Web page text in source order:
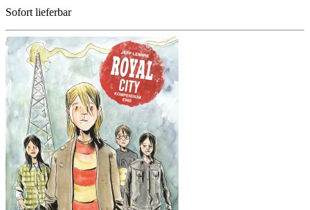
Sofort lieferbar